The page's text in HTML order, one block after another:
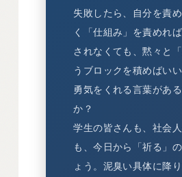
失敗したら、自分を責
く「仕組み」を責めれ
されなくても、黙々と
うブロックを積めばい
勇気をくれる言葉があ
か？
学生の皆さんも、社会
も、今日から「祈る」
ょう。泥臭い具体に降